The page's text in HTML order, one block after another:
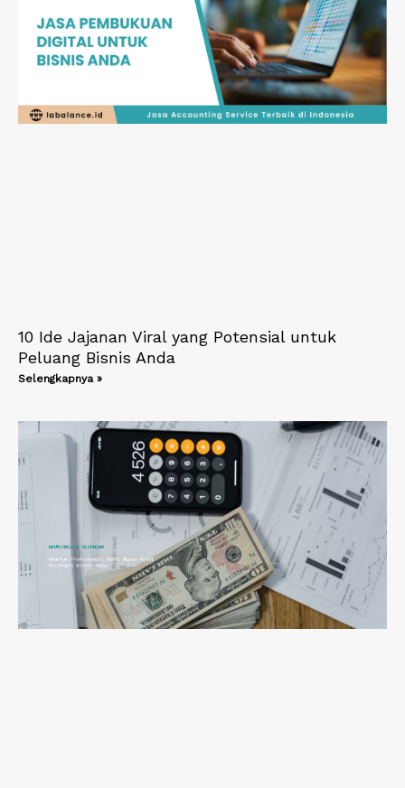
10 Ide Jajanan Viral yang Potensial untuk
Peluang Bisnis Anda
Selengkapnya »